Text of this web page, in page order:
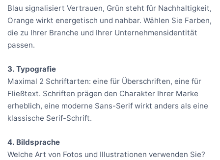
Blau signalisiert Vertrauen, Grün steht für Nachhaltigkeit,
Orange wirkt energetisch und nahbar. Wählen Sie Farben,
die zu Ihrer Branche und Ihrer Unternehmensidentität
passen.
3. Typografie
Maximal 2 Schriftarten: eine für Überschriften, eine für
Fließtext. Schriften prägen den Charakter Ihrer Marke
erheblich, eine moderne Sans-Serif wirkt anders als eine
klassische Serif-Schrift.
4. Bildsprache
Welche Art von Fotos und Illustrationen verwenden Sie?